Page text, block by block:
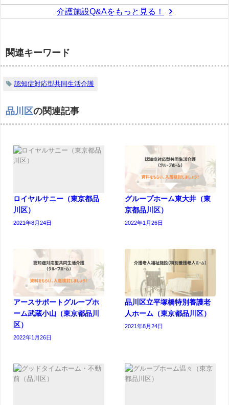
介護施設Q&Aをもっと見る！
関連キーワード
認知症対応型共同生活介護
品川区の関連記事
ロイヤルサニー（東京都品
川区）
2021年8月24日
グループホーム東大井（東
京都品川区）
2022年1月26日
アースサポートグループホ
ーム武蔵小山（東京都品川
区）
2022年1月26日
品川区立平塚橋特別養護老
人ホーム（東京都品川区）
2021年8月24日